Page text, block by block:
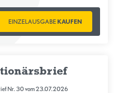
EINZELAUSGABE KAUFEN
Nr. 30 vom 23.07.2026